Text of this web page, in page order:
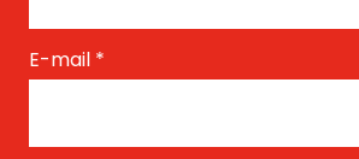
E-mail *